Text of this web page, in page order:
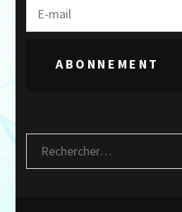
ABONNEMENT
Rechercher :